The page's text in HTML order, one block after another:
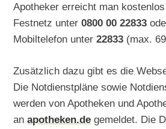
Apotheker erreicht man
Festnetz unter0800 00 22833
Mobiltelefon unter22833 (max.
Zusätzlich dazu gibt es die
Die Notdienstpläne sowie
werden von Apotheken und
anapotheken.de gemeldet. Die